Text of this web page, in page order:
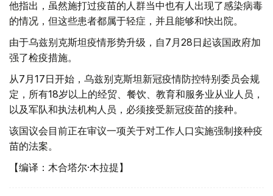
他指出，虽然施打过疫苗的人群当中也有人出现了感染病毒
的情况，但这些患者都属于轻症，并且能够和快出院。
由于乌兹别克斯坦疫情形势升级，自7月28日起该国政府加
强了检疫措施。
从7月17日开始，乌兹别克斯坦新冠疫情防控特别委员会规
定，所有18岁以上的经贸、餐饮、教育和服务业从业人员，
以及军队和执法机构人员，必须接受新冠疫苗的接种。
该国议会目前正在审议一项关于对工作人口实施强制接种疫
苗的法案。
【编译：木合塔尔·木拉提】